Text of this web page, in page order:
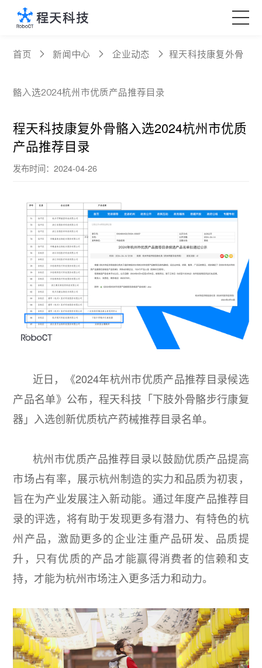
核心产品
科技创新
定制服务
Language
首页 新闻中心 企业动态 程天科技康复外骨
骼入选2024杭州市优质产品推荐目录
程天科技康复外骨骼入选2024杭州市优质
产品推荐目录
发布时间：2024-04-26
近日，《2024年杭州市优质产品推荐目录候选
产品名单》公布，程天科技「下肢外骨骼步行康复
器」入选创新优质杭产药械推荐目录名单。
杭州市优质产品推荐目录以鼓励优质产品提高
市场占有率，展示杭州制造的实力和品质为初衷，
旨在为产业发展注入新动能。通过年度产品推荐目
录的评选，将有助于发现更多有潜力、有特色的杭
州产品，激励更多的企业注重产品研发、品质提
升，只有优质的产品才能赢得消费者的信赖和支
持，才能为杭州市场注入更多活力和动力。